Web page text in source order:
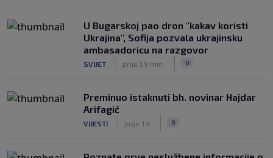
NOGOMET
|
prije 3 h
|
U Bugarskoj pao dron "kakav koristi
Ukrajina", Sofija pozvala ukrajinsku
ambasadoricu na razgovor
SVIJET prije 59 min. 0
Preminuo istaknuti bh. novinar Hajdar
Arifagić
VIJESTI prije 1 h 0